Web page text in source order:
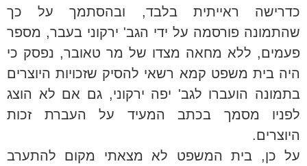
כדרישה ראייתית בלבד, ובהסתמך על כך
שהתמונה פורסמה על ידי הגב' ירקוני בעבר, מספר
פעמים, ללא מחאה מצדו של מר טאובר, נפסק כי
היה בית משפט קמא רשאי להסיק שזכויות היוצרים
בתמונה הועברו לגב' יפה ירקוני, גם אם לא הוצג
לפניו מסמך בכתב המעיד על העברת זכות
היוצרים.
על כן, בית המשפט לא מצאתי מקום להתערב